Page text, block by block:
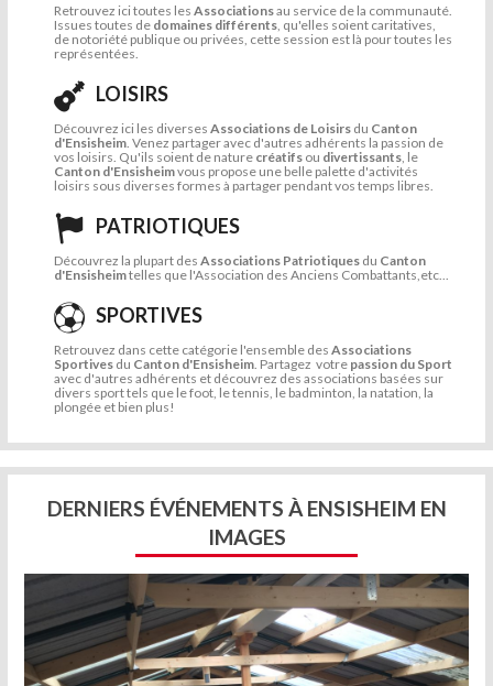
Retrouvez ici toutes les Associationsau service de la communauté.
Issues toutes de domaines différents , qu'elles soient caritatives,
de notoriété publique ou privées, cette session est là pour toutes les
représentées.
LOISIRS
Découvrez ici les diverses Associations de Loisirs du Canton
d'Ensisheim . Venez partager avec d'autres adhérents la passion de
vos loisirs. Qu'ils soient de nature créatifs ou divertissants , le
Canton d'Ensisheimvous propose une belle palette d'activités
loisirs sous diverses formes à partager pendant vos temps libres.
PATRIOTIQUES
Découvrez la plupart des Associations Patriotiques du Canton
d'Ensisheimtelles que l'Association des Anciens Combattants,etc...
SPORTIVES
Retrouvez dans cette catégorie l'ensemble des Associations
Sportives du Canton d'Ensisheim . Partagez votre passion du Sport
avec d'autres adhérents et découvrez des associations basées sur
divers sport tels que le foot, le tennis, le badminton, la natation, la
plongée et bien plus!
DERNIERS ÉVÉNEMENTS À ENSISHEIM EN
IMAGES